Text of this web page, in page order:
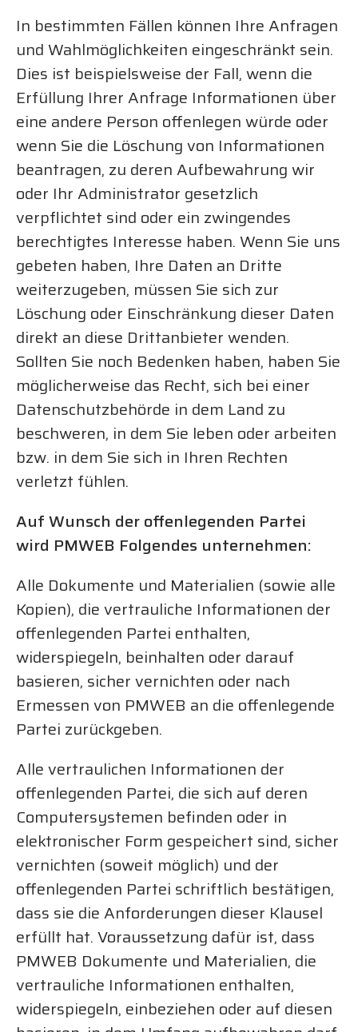
In bestimmten Fällen können Ihre Anfragen
und Wahlmöglichkeiten eingeschränkt sein.
Dies ist beispielsweise der Fall, wenn die
Erfüllung Ihrer Anfrage Informationen über
eine andere Person offenlegen würde oder
wenn Sie die Löschung von Informationen
beantragen, zu deren Aufbewahrung wir
oder Ihr Administrator gesetzlich
verpflichtet sind oder ein zwingendes
berechtigtes Interesse haben. Wenn Sie uns
gebeten haben, Ihre Daten an Dritte
weiterzugeben, müssen Sie sich zur
Löschung oder Einschränkung dieser Daten
direkt an diese Drittanbieter wenden.
Sollten Sie noch Bedenken haben, haben Sie
möglicherweise das Recht, sich bei einer
Datenschutzbehörde in dem Land zu
beschweren, in dem Sie leben oder arbeiten
bzw. in dem Sie sich in Ihren Rechten
verletzt fühlen.
Auf Wunsch der offenlegenden Partei
wird PMWEB Folgendes unternehmen:
Alle Dokumente und Materialien (sowie alle
Kopien), die vertrauliche Informationen der
offenlegenden Partei enthalten,
widerspiegeln, beinhalten oder darauf
basieren, sicher vernichten oder nach
Ermessen von PMWEB an die offenlegende
Partei zurückgeben.
Alle vertraulichen Informationen der
offenlegenden Partei, die sich auf deren
Computersystemen befinden oder in
elektronischer Form gespeichert sind, sicher
vernichten (soweit möglich) und der
offenlegenden Partei schriftlich bestätigen,
dass sie die Anforderungen dieser Klausel
erfüllt hat. Voraussetzung dafür ist, dass
PMWEB Dokumente und Materialien, die
vertrauliche Informationen enthalten,
widerspiegeln, einbeziehen oder auf diesen